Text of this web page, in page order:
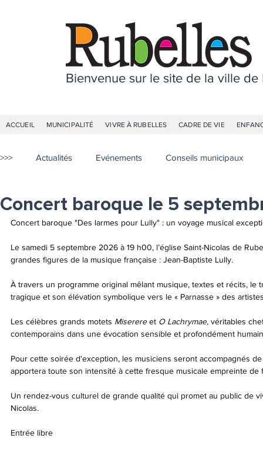
Bienvenue sur le site de la ville de
ACCUEIL MUNICIPALITÉ VIVRE À RUBELLES CADRE DE VIE
>>> Actualités Evénements Conseils municipaux
Concert baroque le 5
Concert baroque "Des larmes pour Lully" : un voyage musical
Le samedi 5 septembre 2026 à 19 h00, l’église Saint-Nicolas de
grandes figures de la musique française : Jean-Baptiste Lully.
À travers un programme original mêlant musique, textes et récits,
tragique et son élévation symbolique vers le « Parnasse » des
Les célèbres grands motets Miserere et O Lachrymae, véritables
contemporains dans une évocation sensible et profondément
Pour cette soirée d'exception, les musiciens seront accompagnés
apportera toute son intensité à cette fresque musicale empreinte
Un rendez-vous culturel de grande qualité qui promet au public de
Nicolas.
Entrée libre